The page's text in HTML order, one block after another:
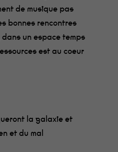
de musique pas
bonnes rencontres
un espace temps
est au coeur
la galaxie et
et du mal